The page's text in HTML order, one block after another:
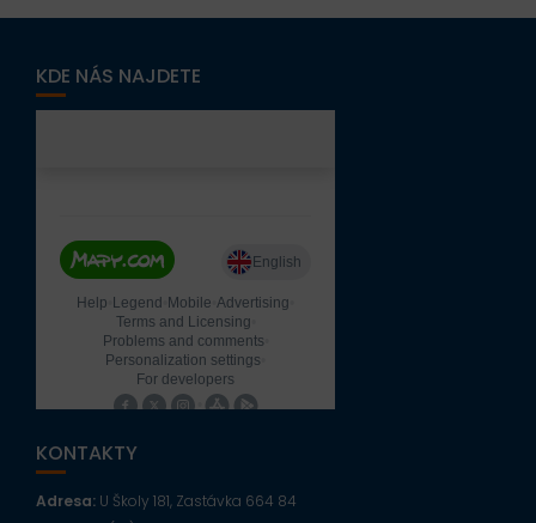
KDE NÁS NAJDETE
KONTAKTY
Adresa: U Školy 181, Zastávka 664 84